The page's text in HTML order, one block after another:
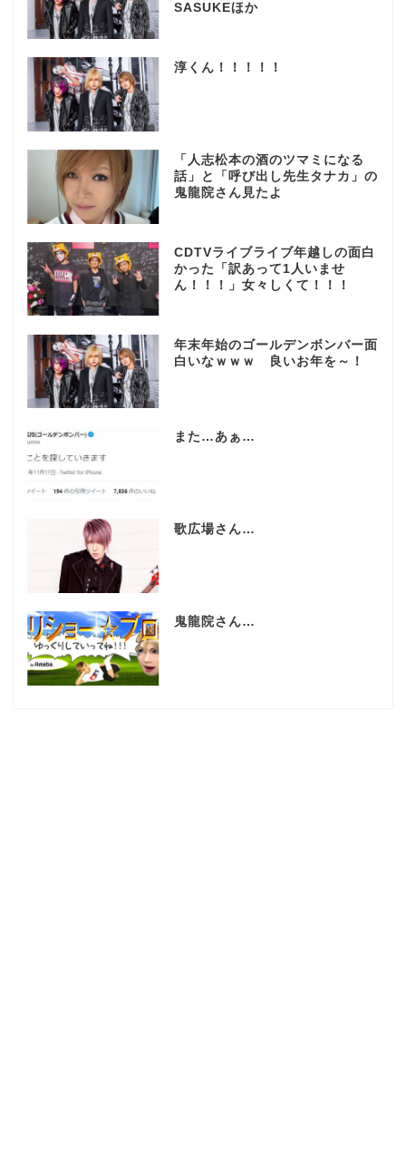
SASUKEほか
淳くん！！！！！
「人志松本の酒のツマミになる
話」と「呼び出し先生タナカ」の
鬼龍院さん見たよ
CDTVライブライブ年越しの面白
かった「訳あって1人いませ
ん！！！」女々しくて！！！
年末年始のゴールデンボンバー面
白いなｗｗｗ 良いお年を～！
また…あぁ…
歌広場さん…
鬼龍院さん…